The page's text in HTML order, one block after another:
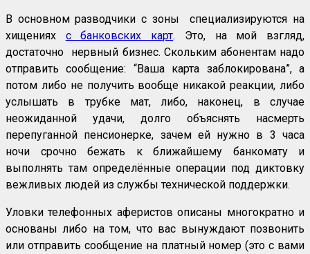
В основном разводчики с зоны специализируются на
хищениях с банковских карт. Это, на мой взгляд,
достаточно нервный бизнес. Скольким абонентам надо
отправить сообщение: “Ваша карта заблокирована”, а
потом либо не получить вообще никакой реакции, либо
услышать в трубке мат, либо, наконец, в случае
неожиданной удачи, долго объяснять насмерть
перепуганной пенсионерке, зачем ей нужно в 3 часа
ночи срочно бежать к ближайшему банкомату и
выполнять там определённые операции под диктовку
вежливых людей из службы технической поддержки.
Уловки телефонных аферистов описаны многократно и
основаны либо на том, что вас вынуждают позвонить
или отправить сообщение на платный номер (это с вами